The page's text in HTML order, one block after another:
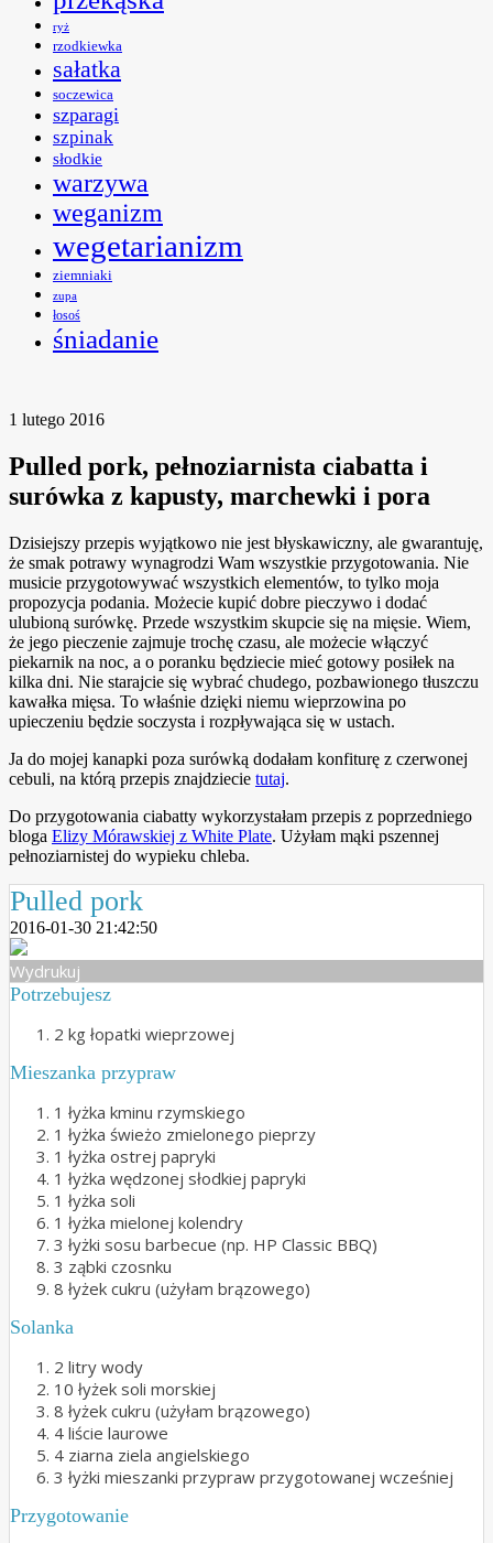
ryż
rzodkiewka
sałatka
soczewica
szparagi
szpinak
słodkie
warzywa
weganizm
wegetarianizm
ziemniaki
zupa
łosoś
śniadanie
1 lutego 2016
Pulled pork, pełnoziarnista ciabatta i
surówka z kapusty, marchewki i pora
Dzisiejszy przepis wyjątkowo nie jest błyskawiczny, ale gwarantuję,
że smak potrawy wynagrodzi Wam wszystkie przygotowania. Nie
musicie przygotowywać wszystkich elementów, to tylko moja
propozycja podania. Możecie kupić dobre pieczywo i dodać
ulubioną surówkę. Przede wszystkim skupcie się na mięsie. Wiem,
że jego pieczenie zajmuje trochę czasu, ale możecie włączyć
piekarnik na noc, a o poranku będziecie mieć gotowy posiłek na
kilka dni. Nie starajcie się wybrać chudego, pozbawionego tłuszczu
kawałka mięsa. To właśnie dzięki niemu wieprzowina po
upieczeniu będzie soczysta i rozpływająca się w ustach.
Ja do mojej kanapki poza surówką dodałam konfiturę z czerwonej
cebuli, na którą przepis znajdziecie tutaj.
Do przygotowania ciabatty wykorzystałam przepis z poprzedniego
bloga Elizy Mórawskiej z White Plate. Użyłam mąki pszennej
pełnoziarnistej do wypieku chleba.
Pulled pork
2016-01-30 21:42:50
Wydrukuj
Potrzebujesz
2 kg łopatki wieprzowej
Mieszanka przypraw
1 łyżka kminu rzymskiego
1 łyżka świeżo zmielonego pieprzy
1 łyżka ostrej papryki
1 łyżka wędzonej słodkiej papryki
1 łyżka soli
1 łyżka mielonej kolendry
3 łyżki sosu barbecue (np. HP Classic BBQ)
3 ząbki czosnku
8 łyżek cukru (użyłam brązowego)
Solanka
2 litry wody
10 łyżek soli morskiej
8 łyżek cukru (użyłam brązowego)
4 liście laurowe
4 ziarna ziela angielskiego
3 łyżki mieszanki przypraw przygotowanej wcześniej
Przygotowanie